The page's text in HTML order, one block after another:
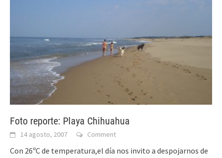
Foto reporte: Playa Chihuahua
14 agosto, 2007 Comment
Con 26ºC de temperatura,el día nos invito a despojarnos de